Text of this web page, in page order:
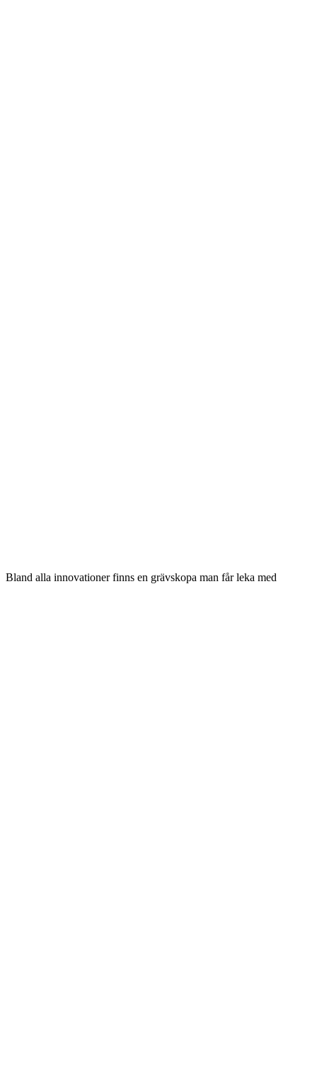
Bland alla innovationer finns en grävskopa man får leka med